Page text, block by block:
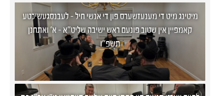
מיטינג מיט די מענעזשערס פון די אנשי חיל - לעבנסגעשיכטע
קאמפיין אין שטוב פונעם ראש ישיבה שליט"א - א' ואתחנן
תשפ"ו